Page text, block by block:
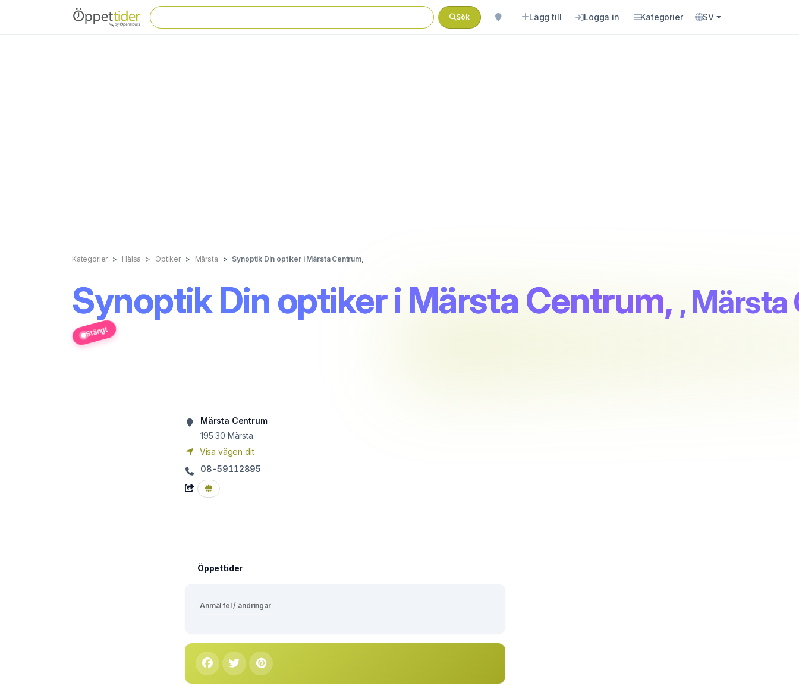
Sök Lägg till Logga in Kategorier SV
Kategorier Hälsa Optiker Märsta Synoptik Din optiker i Märsta Centrum,
Synoptik Din optiker i Märsta Centrum, ,
Stängt
Märsta Centrum
195 30 Märsta
Visa vägen dit
08-59112895
Öppettider
Anmäl fel / ändringar